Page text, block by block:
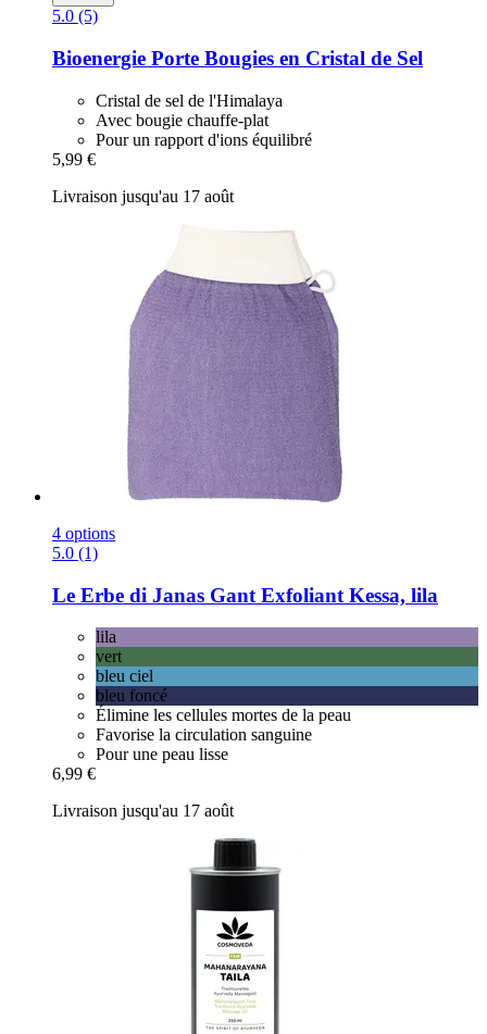
5.0 (5)
Bioenergie Porte Bougies en Cristal de Sel
Cristal de sel de l'Himalaya
Avec bougie chauffe-plat
Pour un rapport d'ions équilibré
5,99 €
Livraison jusqu'au 17 août
4 options
5.0 (1)
Le Erbe di Janas Gant Exfoliant Kessa, lila
lila
vert
bleu ciel
bleu foncé
Élimine les cellules mortes de la peau
Favorise la circulation sanguine
Pour une peau lisse
6,99 €
Livraison jusqu'au 17 août